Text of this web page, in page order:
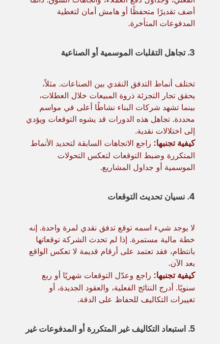
أضف تقديرًا متحفظًا أو هامش أمان لتغطية
المدفوعات المتأخرة.
3. تجاهل التقلبات الموسمية أو الصناعية
تختلف أنماط التدفق النقدي بين الصناعات. مثلاً،
يحقق تجار التجزئة ذروة المبيعات خلال العطلات،
بينما تشهد شركات البناء نشاطًا أعلى في مواسم
محددة. تجاهل هذه الدورات قد يشوه التوقعات ويؤدي
إلى اختلالات نقدية.
كيفية تجنبها: راجع الاتجاهات السابقة لتحديد الأنماط
المتكررة وضبط التوقعات لتعكس التحولات
الموسمية أو جداول المشاريع.
4. نسيان تحديث التوقعات
لا يوجد شيء اسمه توقع تدفق نقدي لمرة واحدة. إنه
خطة مالية مستمرة. إذا لم تحدث الشركة توقعاتها
بانتظام، فقد تعتمد على أرقام قديمة لا تعكس الواقع
بعد الآن.
كيفية تجنبها: راجع وعدّل التوقعات شهريًا أو ربع
سنويًا. أدرج النتائج الفعلية، والعقود الجديدة، أو
تغييرات التكاليف للحفاظ على الدقة.
5. استبعاد التكاليف غير المتكررة أو المدفوعات غير